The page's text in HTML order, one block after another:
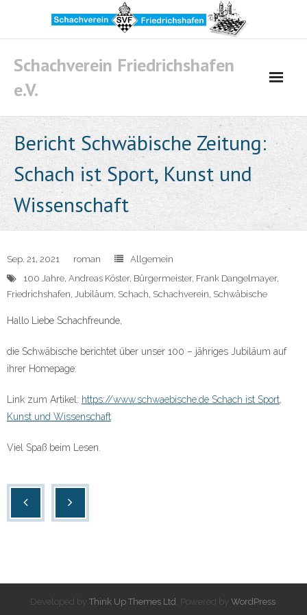
content
Schachverein Friedrichshafen
e.V.
Bericht Schwäbische Zeitung:
Schach ist Sport, Kunst und
Wissenschaft
Sep. 21, 2021 roman
Allgemein
100 Jahre, Andreas Köster, Bürgermeister, Frank Dangelmayer,
Friedrichshafen, Jubiläum, Schach, Schachverein, Schwäbische
Hallo Liebe Schachfreunde,
die Schwäbische berichtet über unser 100 – jähriges Jubiläum auf
ihrer Homepage:
Link zum Artikel: https://www.schwaebische.de Schach ist Sport,
Kunst und Wissenschaft
Viel Spaß beim Lesen.
Developed by Think Up Themes Ltd . Powered by WordPress.